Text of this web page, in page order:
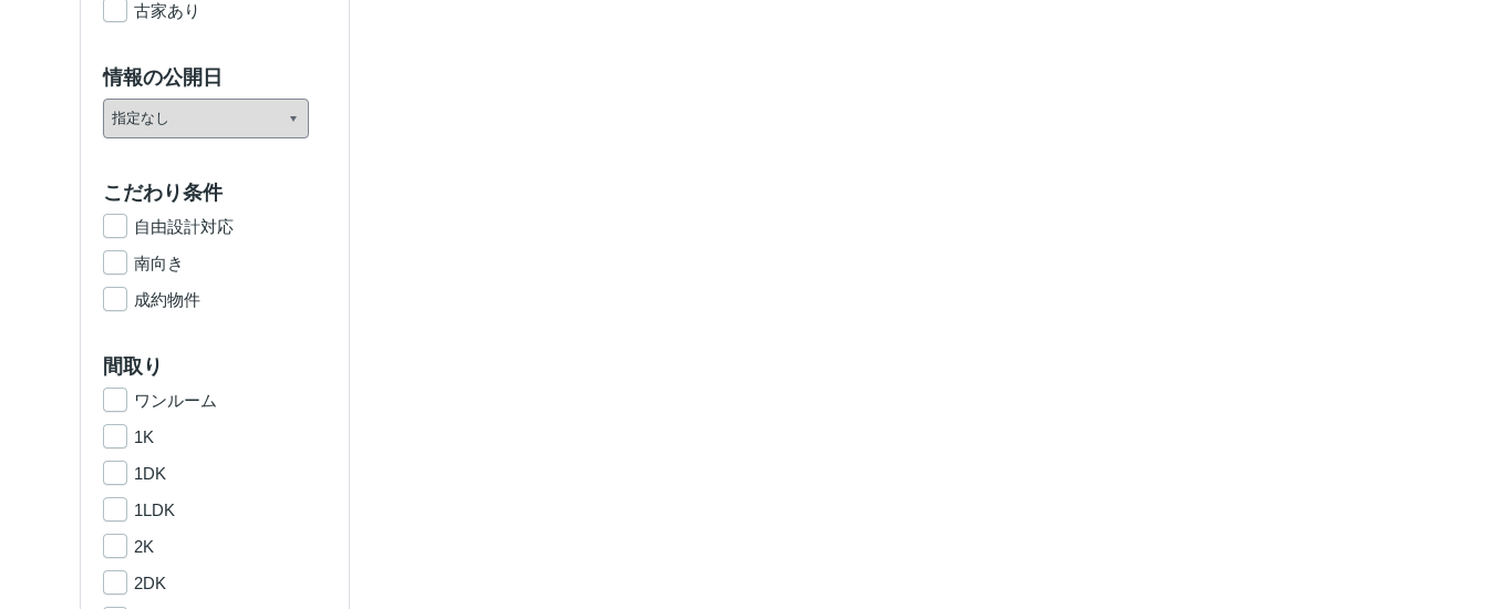
古家あり
情報の公開日
こだわり条件
自由設計対応
南向き
成約物件
間取り
ワンルーム
1K
1DK
1LDK
2K
2DK